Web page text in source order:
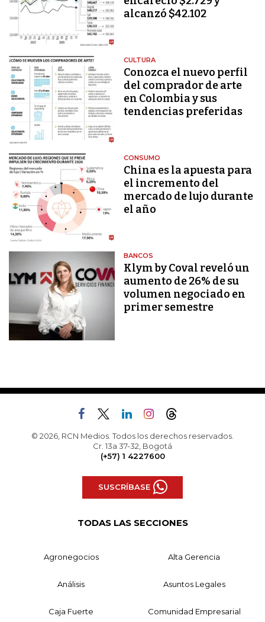
alcanzó $42.102
CULTURA
Conozca el nuevo perfil
del comprador de arte
en Colombia y sus
tendencias preferidas
CONSUMO
China es la apuesta para
el incremento del
mercado de lujo durante
el año
BANCOS
Klym by Coval reveló un
aumento de 26% de su
volumen negociado en
primer semestre
© 2026, RCN Medios. Todos los derechos reservados.
Cr. 13a 37-32, Bogotá
(+57) 1 4227600
SUSCRÍBASE
TODAS LAS SECCIONES
Agronegocios Alta Gerencia
Análisis Asuntos Legales
Caja Fuerte Comunidad Empresarial